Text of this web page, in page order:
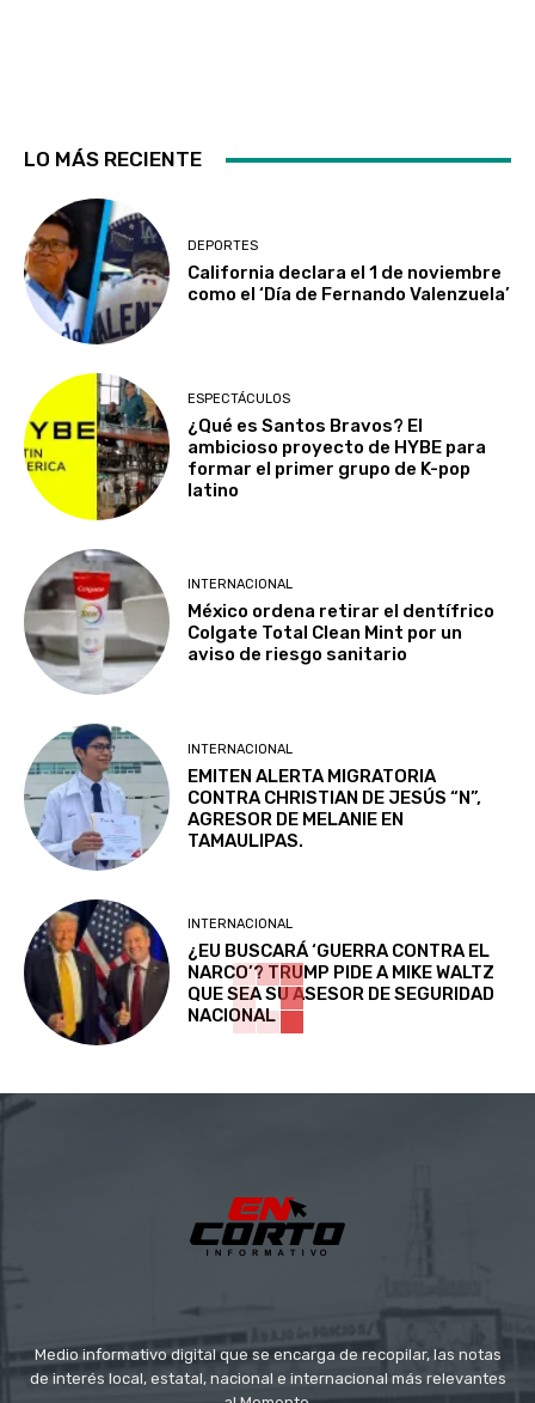
LO MÁS RECIENTE
DEPORTES
California declara el 1 de noviembre
como el ‘Día de Fernando Valenzuela’
ESPECTÁCULOS
¿Qué es Santos Bravos? El
ambicioso proyecto de HYBE para
formar el primer grupo de K-pop
latino
INTERNACIONAL
México ordena retirar el dentífrico
Colgate Total Clean Mint por un
aviso de riesgo sanitario
INTERNACIONAL
EMITEN ALERTA MIGRATORIA
CONTRA CHRISTIAN DE JESÚS “N”,
AGRESOR DE MELANIE EN
TAMAULIPAS.
INTERNACIONAL
¿EU BUSCARÁ ‘GUERRA CONTRA EL
NARCO’? TRUMP PIDE A MIKE WALTZ
QUE SEA SU ASESOR DE SEGURIDAD
NACIONAL
Medio informativo digital que se encarga de recopilar, las notas
de interés local, estatal, nacional e internacional más relevantes